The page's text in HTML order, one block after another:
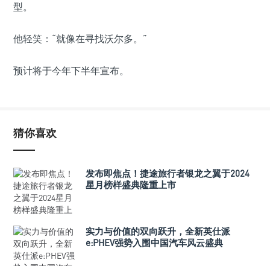
型。
他轻笑：“就像在寻找沃尔多。”
预计将于今年下半年宣布。
猜你喜欢
发布即焦点！捷途旅行者银龙之翼于2024
星月榜样盛典隆重上市
实力与价值的双向跃升，全新英仕派
e:PHEV强势入围中国汽车风云盛典